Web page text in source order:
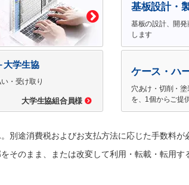
大学生協
・受け取り
大学生協組合員様
基板設計・
基板の設計、開
します
ケース・ハ
穴あけ・切削・
を、1個からご提
途消費税およびお支払方法に応じた手数料が
のまま、または改変して利用・転載・転用す